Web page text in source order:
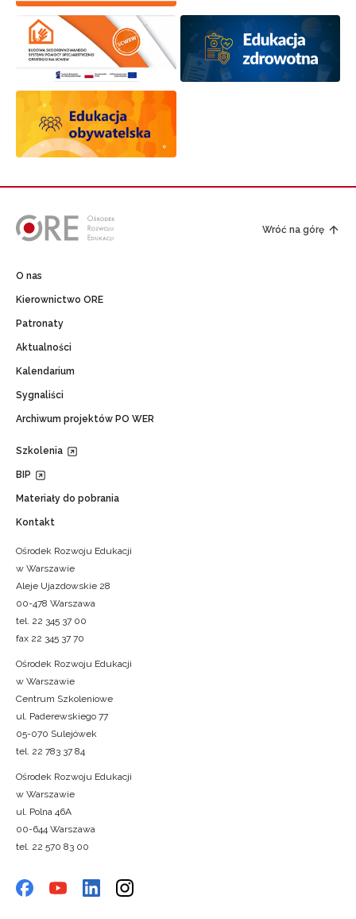
Wróć na górę
O nas
Kierownictwo ORE
Patronaty
Aktualności
Kalendarium
Sygnaliści
Archiwum projektów PO WER
Szkolenia
BIP
Materiały do pobrania
Kontakt
Ośrodek Rozwoju Edukacji
w Warszawie
Aleje Ujazdowskie 28
00-478 Warszawa
tel. 22 345 37 00
fax 22 345 37 70
Ośrodek Rozwoju Edukacji
w Warszawie
Centrum Szkoleniowe
ul. Paderewskiego 77
05-070 Sulejówek
tel. 22 783 37 84
Ośrodek Rozwoju Edukacji
w Warszawie
ul. Polna 46A
00-644 Warszawa
tel. 22 570 83 00